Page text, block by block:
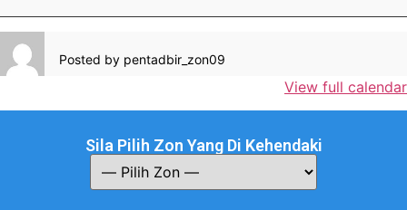
Posted by pentadbir_zon09
View full calendar
Sila Pilih Zon Yang Di Kehendaki